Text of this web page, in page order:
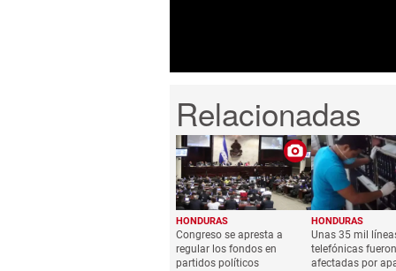
HONDURAS
Congreso se apresta a
regular los fondos en
partidos políticos
HONDURAS
Unas 35 mil
telefónicas fueron
afectadas por